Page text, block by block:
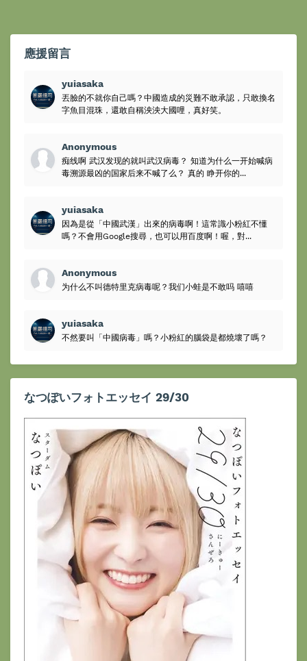
應援留言
yuiasaka
丟臉的不就你自己嗎？中國造成的災難不敢承認，只敢換名
字魚目混珠，還敢自稱泱泱大國哩，真好笑。
Anonymous
痴线啊 武汉发现的就叫武汉病毒？ 知道为什么一开始喊病
毒溯源最凶的国家后来不喊了么？ 真的 睁开你的...
yuiasaka
因為是從「中國武漢」出來的病毒啊！這常識小粉紅不懂
嗎？不會用Google搜尋，也可以用百度啊！喔，對...
Anonymous
为什么不叫德特里克病毒呢？我们小蛙是不敢吗 嘻嘻
yuiasaka
不然要叫「中國病毒」嗎？小粉紅的腦袋是都燒壞了嗎？
なつぽいフォトエッセイ 29/30